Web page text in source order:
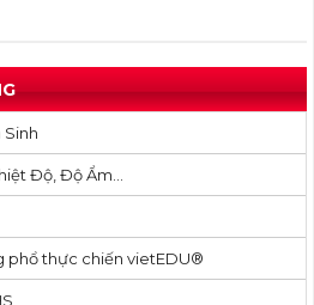
Sinh
Độ, Độ Ẩm…
phổ thực chiến vietEDU®